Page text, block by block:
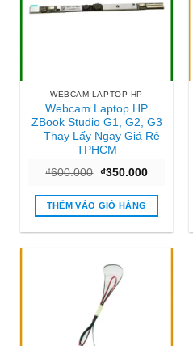
WEBCAM LAPTOP HP
Webcam Laptop HP
ZBook Studio G1, G2, G3
– Thay Lấy Ngay Giá Rẻ
TPHCM
₫600.000 Giá
là:
₫600.000.
₫350.000Giá
tại
₫350.000.
THÊM VÀO GIỎ HÀNG